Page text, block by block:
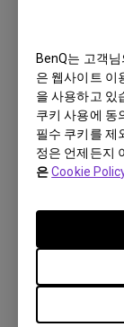
BenQ는 고객
은 웹사이트 이
을 사용하고 있
쿠키 사용에 동
필수 쿠키를 제
정은 언제든지
은Cookie
Eyefinity
Switch
Can
at ultra
Can